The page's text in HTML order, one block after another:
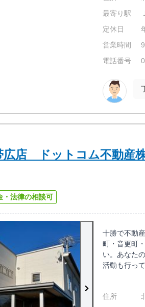
最寄り駅
定休日
営業時間
電話番号
広店 ドットコム不動産
・法律の相談可
十勝で不動
町・音更町
い。あなた
活動も行っ
住所